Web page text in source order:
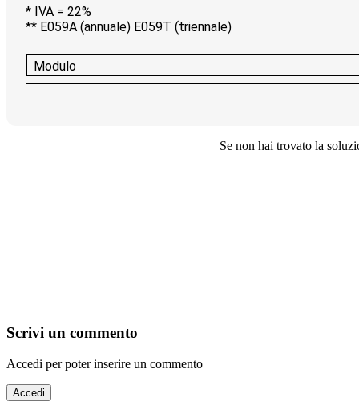
* IVA = 22%
** E059A (annuale) E059T (triennale)
Modulo
Se non hai trovato la
Scrivi un commento
Accedi per poter inserire un commento
Accedi